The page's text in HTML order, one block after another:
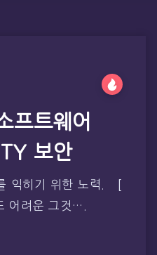
프트웨어
보안
익히기 위한 노력. [
어려운 그것….